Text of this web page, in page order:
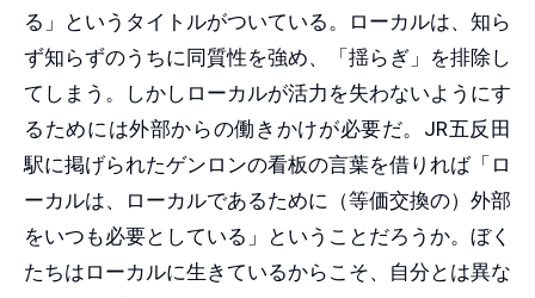
る」というタイトルがついている。ローカルは、知ら
ず知らずのうちに同質性を強め、「揺らぎ」を排除し
てしまう。しかしローカルが活力を失わないようにす
るためには外部からの働きかけが必要だ。JR五反田
駅に掲げられたゲンロンの看板の言葉を借りれば「ロ
ーカルは、ローカルであるために（等価交換の）外部
をいつも必要としている」ということだろうか。ぼく
たちはローカルに生きているからこそ、自分とは異な